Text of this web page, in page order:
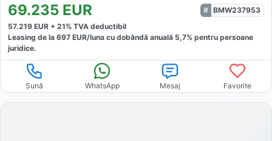
69.235 EUR
BMW237953
57.219 EUR + 21% TVA deductibil
Leasing de la 697 EUR/luna cu dobăndă anuală 5,7% pentru persoane
juridice.
Sună WhatsApp Mesaj Favorite